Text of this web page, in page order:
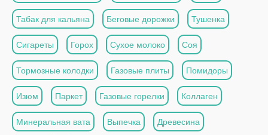
Табак для кальяна Беговые дорожки Тушенка
Сигареты Горох Сухое молоко Соя
Тормозные колодки Газовые плиты Помидоры
Изюм Паркет Газовые горелки Коллаген
Минеральная вата Выпечка Древесина